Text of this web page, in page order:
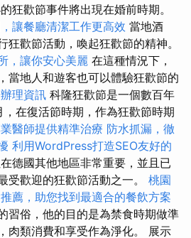
狂歡節事件將出現在婚前時期。
讓餐廳清潔工作更高效 當地酒
狂歡節活動，喚起狂歡節的精神。
，讓你安心美麗 在這種情況下，
當地人和遊客也可以體驗狂歡節的
理資訊 科隆狂歡節是一個數百年
在復活節時期，作為狂歡節時期
醫師提供精準治療 防水抓漏，徹
利用WordPress打造SEO友好的
德國其他地區非常重要，並且已
受歡迎的狂歡節活動之一。 桃園
薦，助您找到最適合的餐飲方案
習俗，他的目的是為禁食時期做準
肉類消費和享受作為淨化。 展示